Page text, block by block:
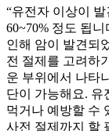
“유전자 이상이
60~70% 정도 됩
인해 암이 발견되
전 절제를 고려하
운 부위에서 나타
단이 가능해요. 유
먹거나 예방할 수
사전 절제까지 할